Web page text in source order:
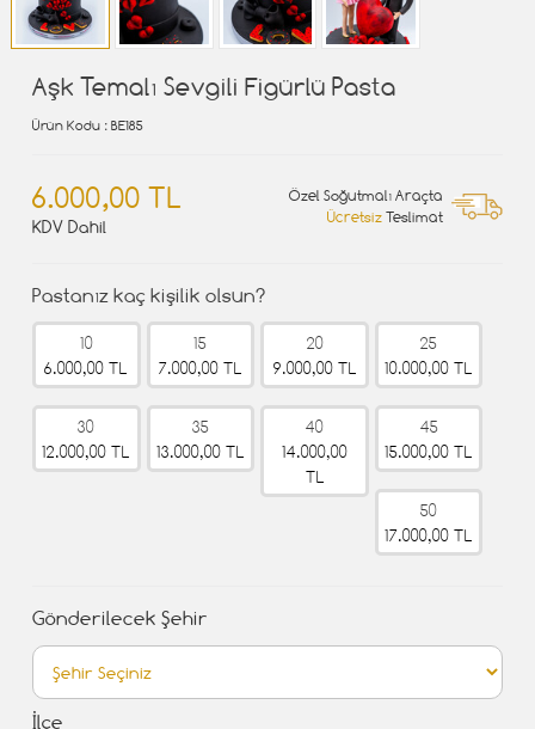
Aşk Temalı Sevgili Figürlü Pasta
Ürün Kodu : BE185
6.000,00 TL
KDV Dahil
Özel Soğutmalı Araçta
Ücretsiz Teslimat
Pastanız kaç kişilik olsun?
10
6.000,00 TL
15
7.000,00 TL
20
9.000,00 TL
25
10.000,00 TL
30
12.000,00 TL
35
13.000,00 TL
40
14.000,00
TL
45
15.000,00 TL
50
17.000,00 TL
Gönderilecek Şehir
İlçe